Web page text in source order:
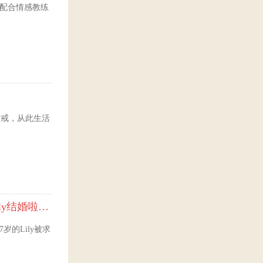
合情感教练
，从此生活
惊叹美！ 生命的花儿绚烂绽放（47岁的Lily结婚啦！）
岁的Lily被求